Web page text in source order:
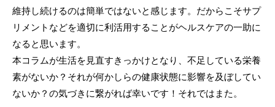
維持し続けるのは簡単ではないと感じます。だからこそサプ
リメントなどを適切に利活用することがヘルスケアの一助に
なると思います。
本コラムが生活を見直すきっかけとなり、不足している栄養
素がないか？それが何かしらの健康状態に影響を及ぼしてい
ないか？の気づきに繋がれば幸いです！それではまた。